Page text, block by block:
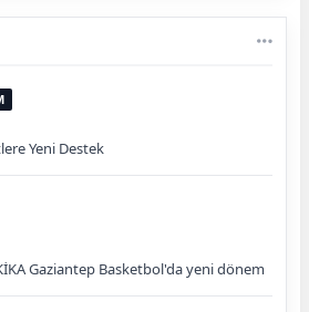
Yeni Destek
Gaziantep Basketbol'da yeni dönem